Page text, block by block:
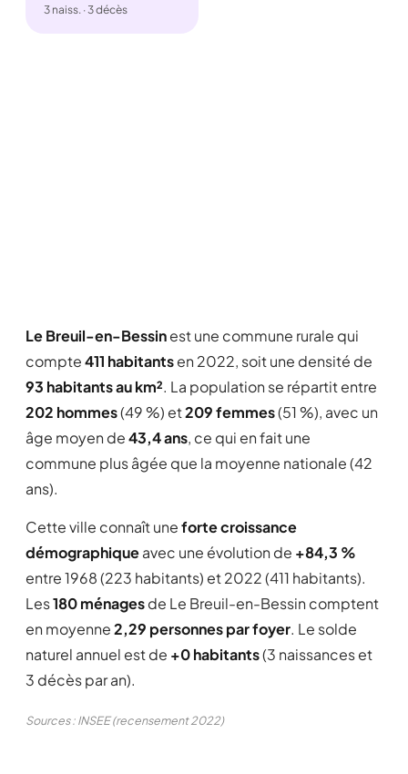
3 naiss. · 3 décès
Le Breuil-en-Bessinest une commune rurale qui
compte411 habitantsen 2022, soit une densité de
93 habitants au km². La population se répartit entre
202 hommes(49 %) et209 femmes(51 %), avec un
âge moyen de43,4 ans, ce qui en fait une
commune plus âgée que la moyenne nationale (42
ans).
Cette ville connaît uneforte croissance
démographiqueavec une évolution de +84,3 %
entre 1968 (223 habitants) et 2022 (411 habitants).
Les180 ménagesde Le Breuil-en-Bessin comptent
en moyenne2,29 personnes par foyer. Le solde
naturel annuel est de +0 habitants(3 naissances et
3 décès par an).
Sources : INSEE (recensement 2022)